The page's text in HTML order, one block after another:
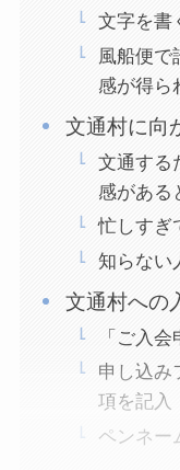
文字を書
風船便で
感が得ら
文通村に向
文通する
感がある
忙しすぎ
知らない
文通村への
「ご入
申し込み
項を記入
ペンネー